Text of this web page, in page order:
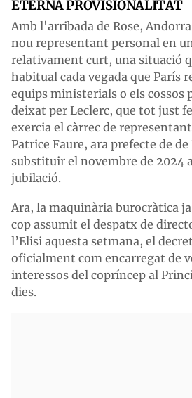
ETERNA PROVISIONALITAT
Amb l'arribada de Rose,
nou representant personal en
relativament curt, una situació
habitual cada vegada que París
equips ministerials o els cossos
deixat per Leclerc, que tot just
exercia el càrrec de
Patrice Faure, ara prefecte de de
substituir el novembre de 2024
jubilació.
Ara, la maquinària burocràtica
cop assumit el despatx de
l’Elisi aquesta setmana, el
oficialment com encarregat de
interessos del copríncep al
dies.